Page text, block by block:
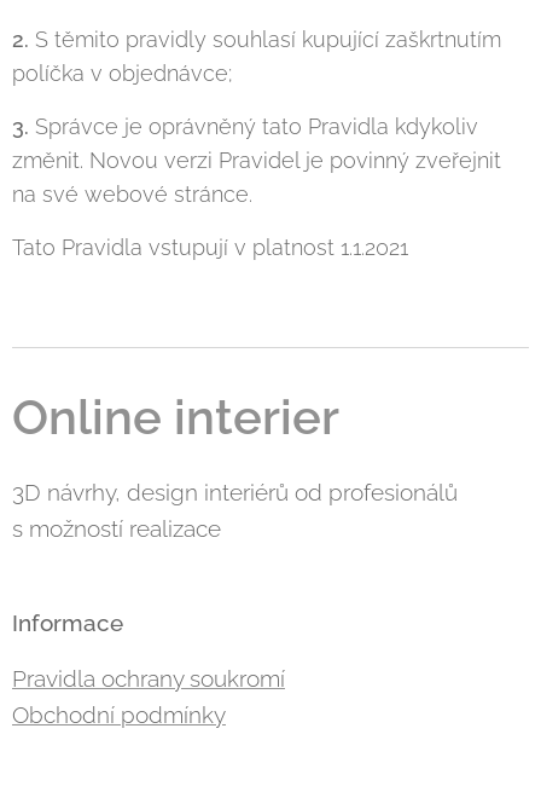
2. S těmito pravidly souhlasí kupující zaškrtnutím
políčka v objednávce;
3. Správce je oprávněný tato Pravidla kdykoliv
změnit. Novou verzi Pravidel je povinný zveřejnit
na své webové stránce.
Tato Pravidla vstupují v platnost 1.1.2021
Online interier
3D návrhy, design interiérů od profesionálů
s možností realizace
Informace
Pravidla ochrany soukromí
Obchodní podmínky